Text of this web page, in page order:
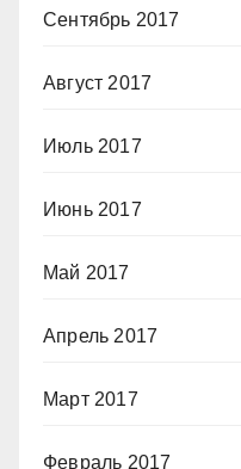
Сентябрь 2017
Август 2017
Июль 2017
Июнь 2017
Май 2017
Апрель 2017
Март 2017
Февраль 2017